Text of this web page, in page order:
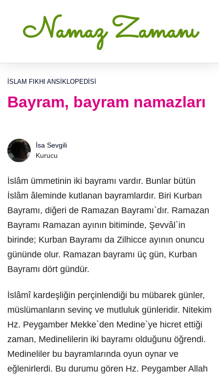
Namaz Zamanı
İSLAM FIKHI ANSIKLOPEDISI
Bayram, bayram namazları
İsa Sevgili
Kurucu
İslâm ümmetinin iki bayramı vardır. Bunlar bütün
İslâm âleminde kutlanan bayramlardır. Biri Kurban
Bayramı, diğeri de Ramazan Bayramı`dır. Ramazan
Bayramı Ramazan ayının bitiminde, Şevvâl`in
birinde; Kurban Bayramı da Zilhicce ayının onuncu
gününde olur. Ramazan bayramı üç gün, Kurban
Bayramı dört gündür.
İslâmî kardeşliğin perçinlendiği bu mübarek günler,
müslümanların sevinç ve mutluluk günleridir. Nitekim
Hz. Peygamber Mekke`den Medine`ye hicret ettiği
zaman, Medinelilerin iki bayramı olduğunu öğrendi.
Medineliler bu bayramlarında oyun oynar ve
eğlenirlerdi. Bu durumu gören Hz. Peygamber Allah